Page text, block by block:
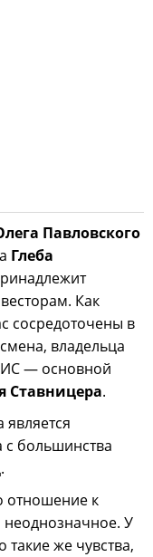
Павловского
Глеба
Как
сосредоточены в
владельца
— основной
Ставницера.
с большинства
отношение к
неоднозначное. У
же чувства,